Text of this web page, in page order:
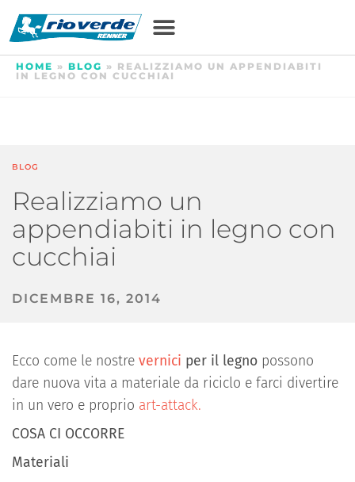
HOME » BLOG » REALIZZIAMO UN APPENDIABITI
IN LEGNO CON CUCCHIAI
BLOG
Realizziamo un
appendiabiti in legno con
cucchiai
DICEMBRE 16, 2014
Ecco come le nostre vernici per il legno possono
dare nuova vita a materiale da riciclo e farci divertire
in un vero e proprio art-attack.
COSA CI OCCORRE
Materiali